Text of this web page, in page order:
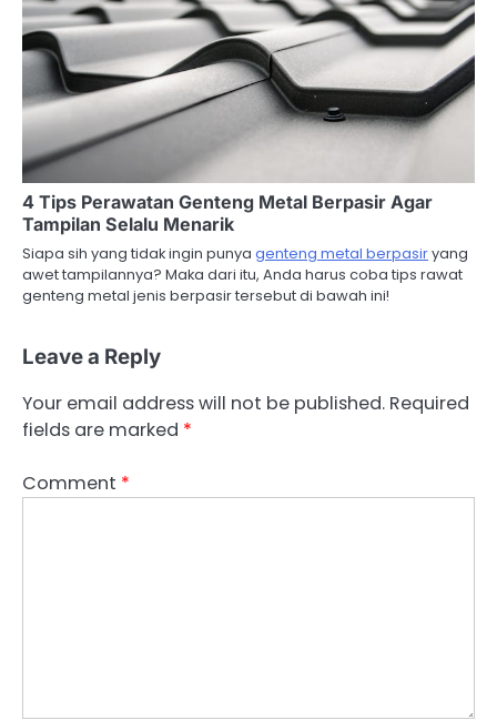
a
v
i
g
a
t
i
o
4 Tips Perawatan Genteng Metal Berpasir Agar
Tampilan Selalu Menarik
Siapa sih yang tidak ingin punya genteng metal berpasiryang
awet tampilannya? Maka dari itu, Anda harus coba tips rawat
genteng metal jenis berpasir tersebut di bawah ini!
Leave a Reply
Your email address will not be published. Required
fields are marked *
Comment *